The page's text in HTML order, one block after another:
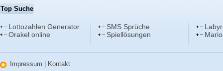
Top Suche
Lottozahlen Generator
Orakel online
SMS Sprüche
Spiellösungen
Impressum Kontakt